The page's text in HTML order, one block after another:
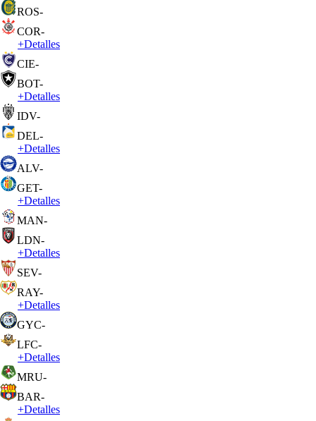
ROS-
COR-
+Detalles
CIE-
BOT-
+Detalles
IDV-
DEL-
+Detalles
ALV-
GET-
+Detalles
MAN-
LDN-
+Detalles
SEV-
RAY-
+Detalles
GYC-
LFC-
+Detalles
MRU-
BAR-
+Detalles